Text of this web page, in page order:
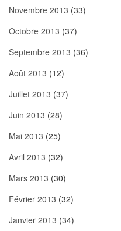
Novembre 2013 (33)
Octobre 2013 (37)
Septembre 2013 (36)
Août 2013 (12)
Juillet 2013 (37)
Juin 2013 (28)
Mai 2013 (25)
Avril 2013 (32)
Mars 2013 (30)
Février 2013 (32)
Janvier 2013 (34)